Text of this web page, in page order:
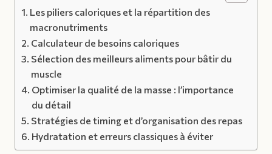
Les piliers caloriques et la répartition des
macronutriments
Calculateur de besoins caloriques
Sélection des meilleurs aliments pour bâtir du
muscle
Optimiser la qualité de la masse : l’importance
du détail
Stratégies de timing et d’organisation des repas
Hydratation et erreurs classiques à éviter